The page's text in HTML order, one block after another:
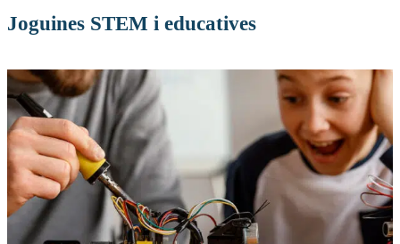
Joguines STEM i educatives